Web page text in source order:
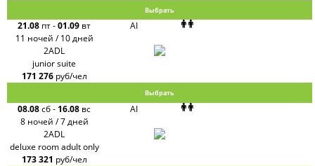
Выбрать
21.08 пт-01.09 вт
11 ночей / 10 дней
AI
2ADL
junior suite
171 276 руб/чел
Выбрать
08.08сб- 16.08 вс
8 ночей / 7 дней
AI
2ADL
deluxe room adult only
173 321 руб/чел